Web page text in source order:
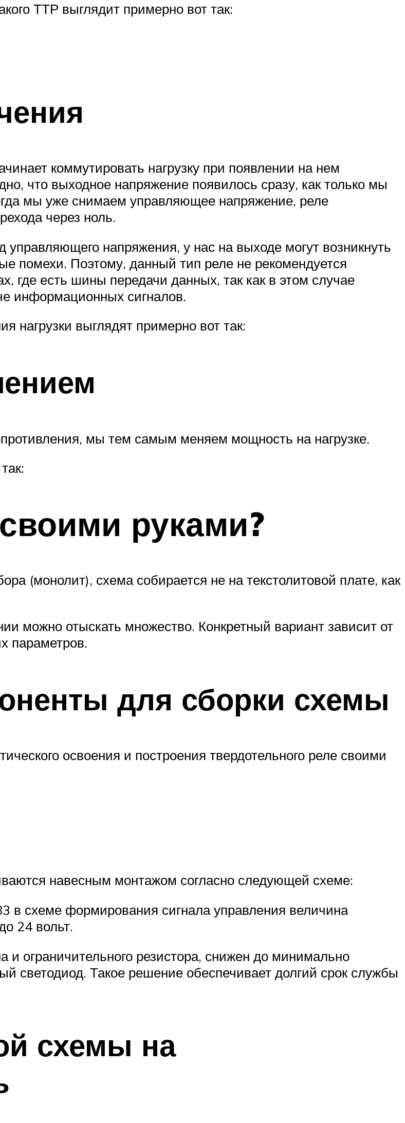
ТТР выглядит примерно вот так:
коммутировать нагрузку при появлении на нем
что выходное напряжение появилось сразу, как только мы
мы уже снимаем управляющее напряжение, реле
через ноль.
напряжения, у нас на выходе могут возникнуть
помехи. Поэтому, данный тип реле не рекомендуется
где есть шины передачи данных, так как в этом случае
информационных сигналов.
нагрузки выглядят примерно вот так:
мы тем самым меняем мощность на нагрузке.
руками?
(монолит), схема собирается не на текстолитовой плате, как
можно отыскать множество. Конкретный вариант зависит от
параметров.
для сборки схемы
освоения и построения твердотельного реле своими
навесным монтажом согласно следующей схеме:
схеме формирования сигнала управления величина
24 вольт.
и ограничительного резистора, снижен до минимально
светодиод. Такое решение обеспечивает долгий срок службы
схемы на